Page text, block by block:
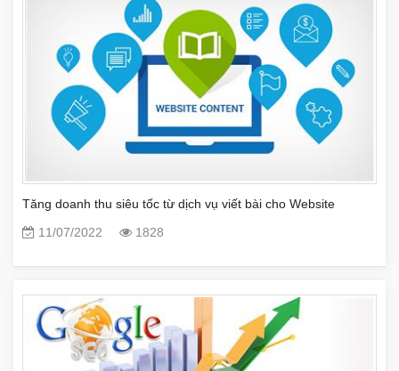
Tăng doanh thu siêu tốc từ dịch vụ viết bài cho Website
11/07/2022
1828